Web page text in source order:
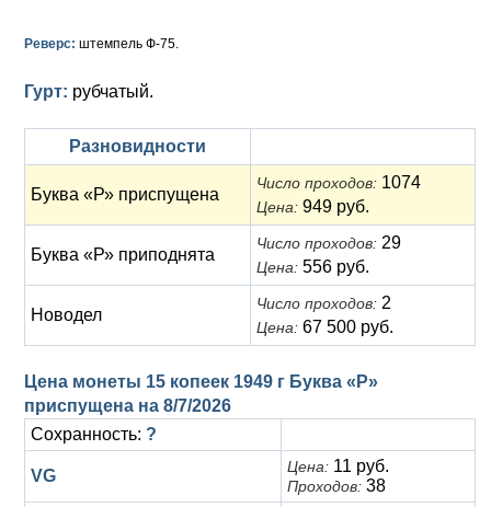
Для Молдавии и Валахии
Таврические монеты
Медь
Для Пруссии
Ливонезы
Альбертусталер
Петр II (1727-1730)
Екатерина I (1725-1727)
Петр I (1682-1725)
Золото
Для Речи Посполитой
Реверс: штемпель Ф-75.
Гурт: рубчатый.
Разновидности
Буква «Р» приспущена
Число проходов: 1074
Цена: 949 руб.
Буква «Р» приподнята
Число проходов: 29
Цена: 556 руб.
Новодел
Число проходов: 2
Цена: 67 500 руб.
Цена монеты 15 копеек 1949 г Буква «Р»
приспущена на 8/7/2026
Сохранность: ?
VG Цена: 11 руб.
Проходов: 38